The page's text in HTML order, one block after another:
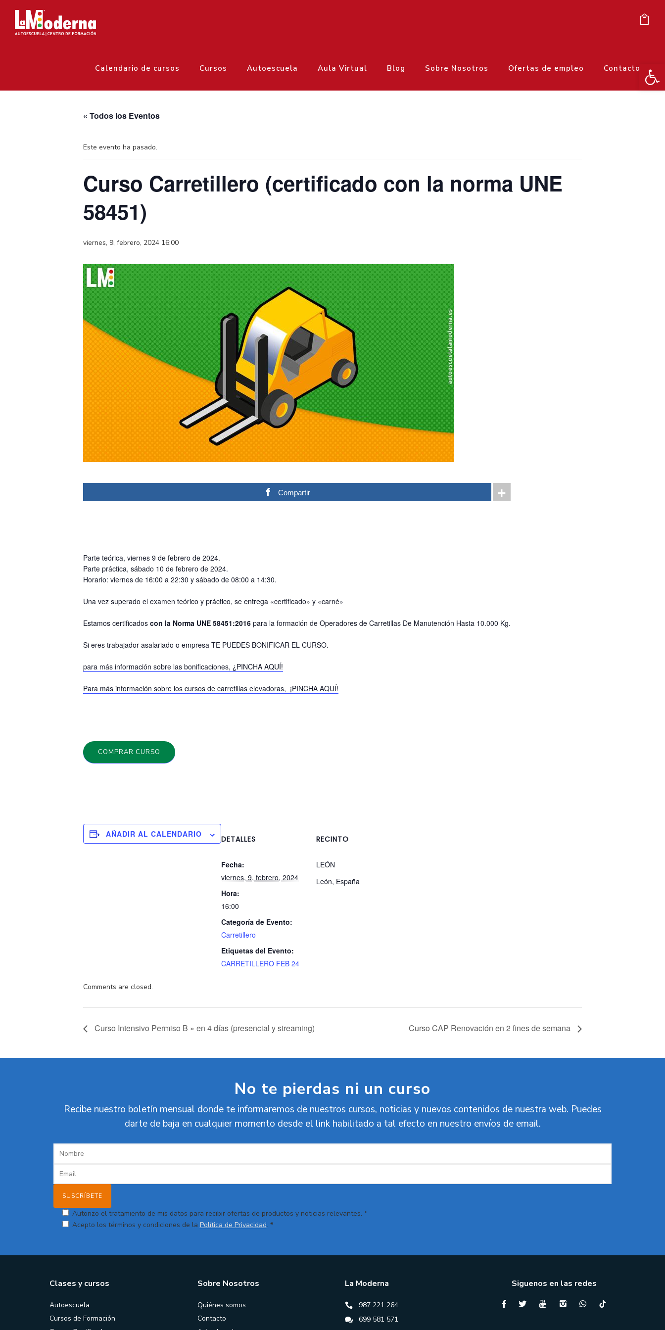
Calendario de cursos Cursos Autoescuela Aula Virtual Blog Sobre Nosotros Ofertas de empleo Contacto
« Todos los Eventos
Este evento ha pasado.
Curso Carretillero (certificado con la norma UNE
58451)
viernes, 9, febrero, 2024 16:00
Compartir
Parte teórica, viernes 9 de febrero de 2024.
Parte práctica, sábado 10 de febrero de 2024.
Horario: viernes de 16:00 a 22:30 y sábado de 08:00 a 14:30.
Una vez superado el examen teórico y práctico, se entrega «certificado» y «carné»
Estamos certificados con la Norma UNE 58451:2016 para la formación de Operadores de Carretillas De Manutención Hasta 10.000 Kg.
Si eres trabajador asalariado o empresa TE PUEDES BONIFICAR EL CURSO.
para más información sobre las bonificaciones, ¿PINCHA AQUÍ!
Para más información sobre los cursos de carretillas elevadoras, ¡PINCHA AQUÍ!
COMPRAR CURSO
AÑADIR AL CALENDARIO
DETALLES
Fecha:
viernes, 9, febrero, 2024
Hora:
16:00
Categoría de Evento:
Carretillero
Etiquetas del Evento:
CARRETILLERO FEB 24
RECINTO
LEÓN
León, España
Comments are closed.
Curso Intensivo Permiso B » en 4 días (presencial y streaming) Curso CAP Renovación en 2 fines de semana
No te pierdas ni un curso
Recibe nuestro boletín mensual donde te informaremos de nuestros cursos, noticias y nuevos contenidos de nuestra web. Puedes
darte de baja en cualquier momento desde el link habilitado a tal efecto en nuestro envíos de email.
Autorizo el tratamiento de mis datos para recibir ofertas de productos y noticias relevantes. *
Acepto los términos y condiciones de la Política de Privacidad. *
Clases y cursos
Autoescuela
Cursos de Formación
Sobre Nosotros
Quiénes somos
Contacto
La Moderna
987 221 264
699 581 571
Siguenos en las redes